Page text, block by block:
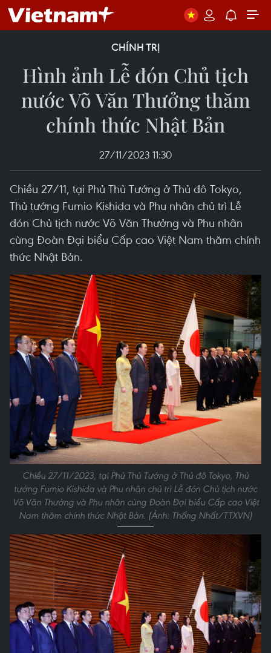
CHÍNH TRỊ
Hình ảnh Lễ đón Chủ tịch
nước Võ Văn Thưởng thăm
chính thức Nhật Bản
27/11/2023 11:30
Chiều 27/11, tại Phủ Thủ Tướng ở Thủ đô Tokyo,
Thủ tướng Fumio Kishida và Phu nhân chủ trì Lễ
đón Chủ tịch nước Võ Văn Thưởng và Phu nhân
cùng Đoàn Đại biểu Cấp cao Việt Nam thăm chính
thức Nhật Bản.
Chiều 27/11/2023, tại Phủ Thủ Tướng ở Thủ đô Tokyo, Thủ
tướng Fumio Kishida và Phu nhân chủ trì Lễ đón Chủ tịch nước
Võ Văn Thưởng và Phu nhân cùng Đoàn Đại biểu Cấp cao Việt
Nam thăm chính thức Nhật Bản. (Ảnh: Thống Nhất/TTXVN)